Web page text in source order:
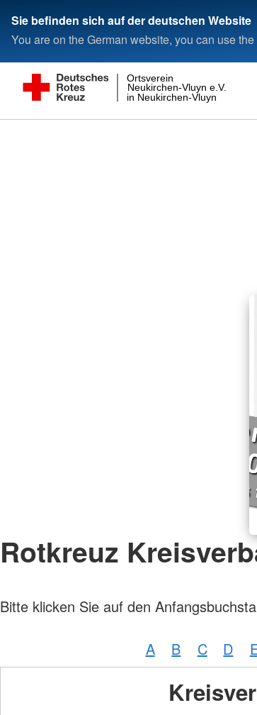
Sie befinden sich auf der deutschen Website
You are on the German website, you can use
in Neukirchen-Vluyn
Neukirchen-Vluyn e.V.
Ortsverein
Rotkreuz
Bitte klicken Sie auf den
A B C D